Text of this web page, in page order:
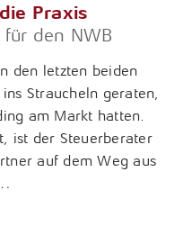
Praxis
den NWB
den letzten beiden
Straucheln geraten,
am Markt hatten.
ist der Steuerberater
auf dem Weg aus